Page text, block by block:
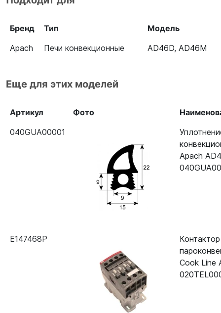
Бренд Тип
Модель
Apach
Печи конвекционные AD46D, AD46M
Еще для этих моделей
Артикул Фото
040GUA00001
Apach
E147468P
Cook Line